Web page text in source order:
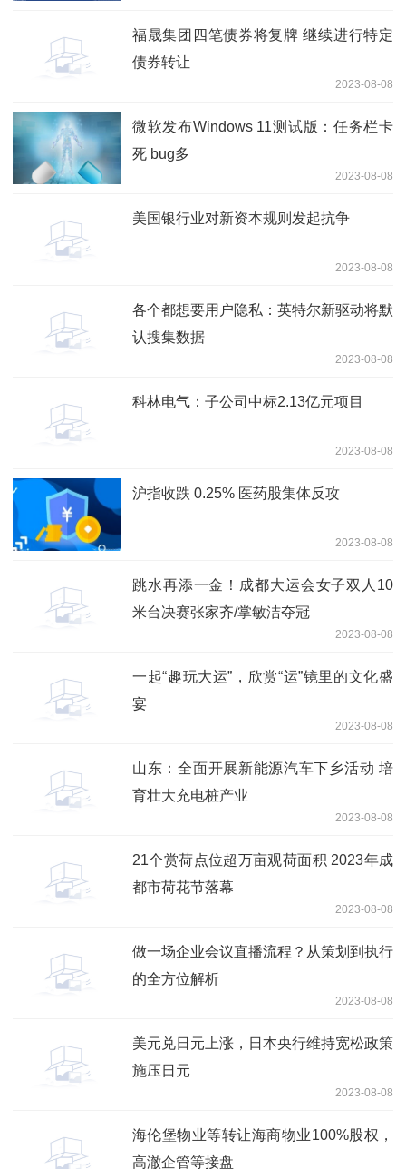
福晟集团四笔债券将复牌 继续进行特定
债券转让
2023-08-08
微软发布Windows 11测试版：任务栏卡
死 bug多
2023-08-08
美国银行业对新资本规则发起抗争
2023-08-08
各个都想要用户隐私：英特尔新驱动将默
认搜集数据
2023-08-08
科林电气：子公司中标2.13亿元项目
2023-08-08
沪指收跌 0.25% 医药股集体反攻
2023-08-08
跳水再添一金！成都大运会女子双人10
米台决赛张家齐/掌敏洁夺冠
2023-08-08
一起“趣玩大运”，欣赏“运”镜里的文化盛
宴
2023-08-08
山东：全面开展新能源汽车下乡活动 培
育壮大充电桩产业
2023-08-08
21个赏荷点位超万亩观荷面积 2023年成
都市荷花节落幕
2023-08-08
做一场企业会议直播流程？从策划到执行
的全方位解析
2023-08-08
美元兑日元上涨，日本央行维持宽松政策
施压日元
2023-08-08
海伦堡物业等转让海商物业100%股权，
高澈企管等接盘